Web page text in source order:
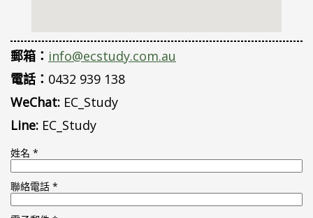
郵箱： info@ecstudy.com.au
電話： 0432 939 138
WeChat: EC_Study
Line: EC_Study
姓名 *
聯絡電話 *